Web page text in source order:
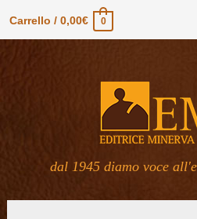
Carrello / 0,00€ 0
dal 1945 diamo voce